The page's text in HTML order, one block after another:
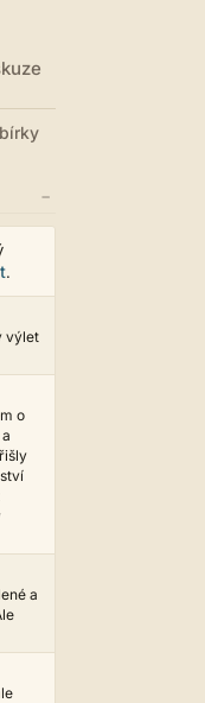
−
.
výlet
o
a